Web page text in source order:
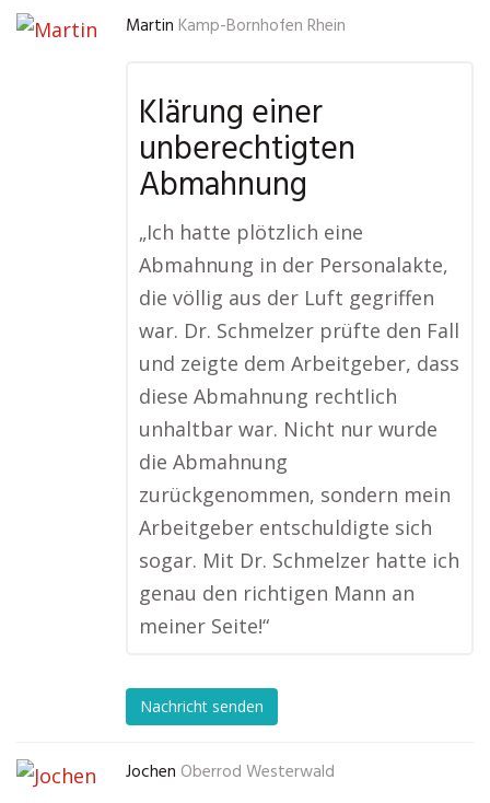
Martin Kamp-Bornhofen Rhein
Klärung einer
unberechtigten
Abmahnung
„Ich hatte plötzlich eine
Abmahnung in der Personalakte,
die völlig aus der Luft gegriffen
war. Dr. Schmelzer prüfte den Fall
und zeigte dem Arbeitgeber, dass
diese Abmahnung rechtlich
unhaltbar war. Nicht nur wurde
die Abmahnung
zurückgenommen, sondern mein
Arbeitgeber entschuldigte sich
sogar. Mit Dr. Schmelzer hatte ich
genau den richtigen Mann an
meiner Seite!“
Nachricht senden
Jochen Oberrod Westerwald